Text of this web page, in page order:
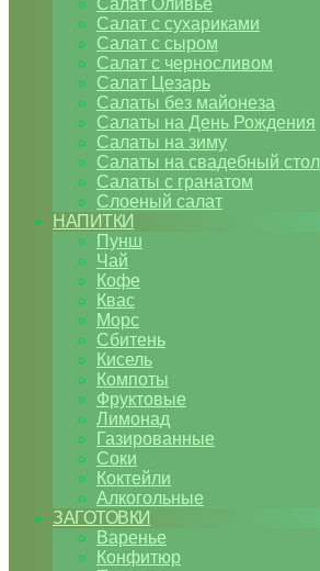
Салат Оливье
Салат с сухариками
Салат с сыром
Салат с черносливом
Салат Цезарь
Салаты без майонеза
Салаты на День Рождения
Салаты на зиму
Салаты на свадебный стол
Салаты с гранатом
Слоеный салат
НАПИТКИ
Пунш
Чай
Кофе
Квас
Морс
Сбитень
Кисель
Компоты
Фруктовые
Лимонад
Газированные
Соки
Коктейли
Алкогольные
ЗАГОТОВКИ
Варенье
Конфитюр